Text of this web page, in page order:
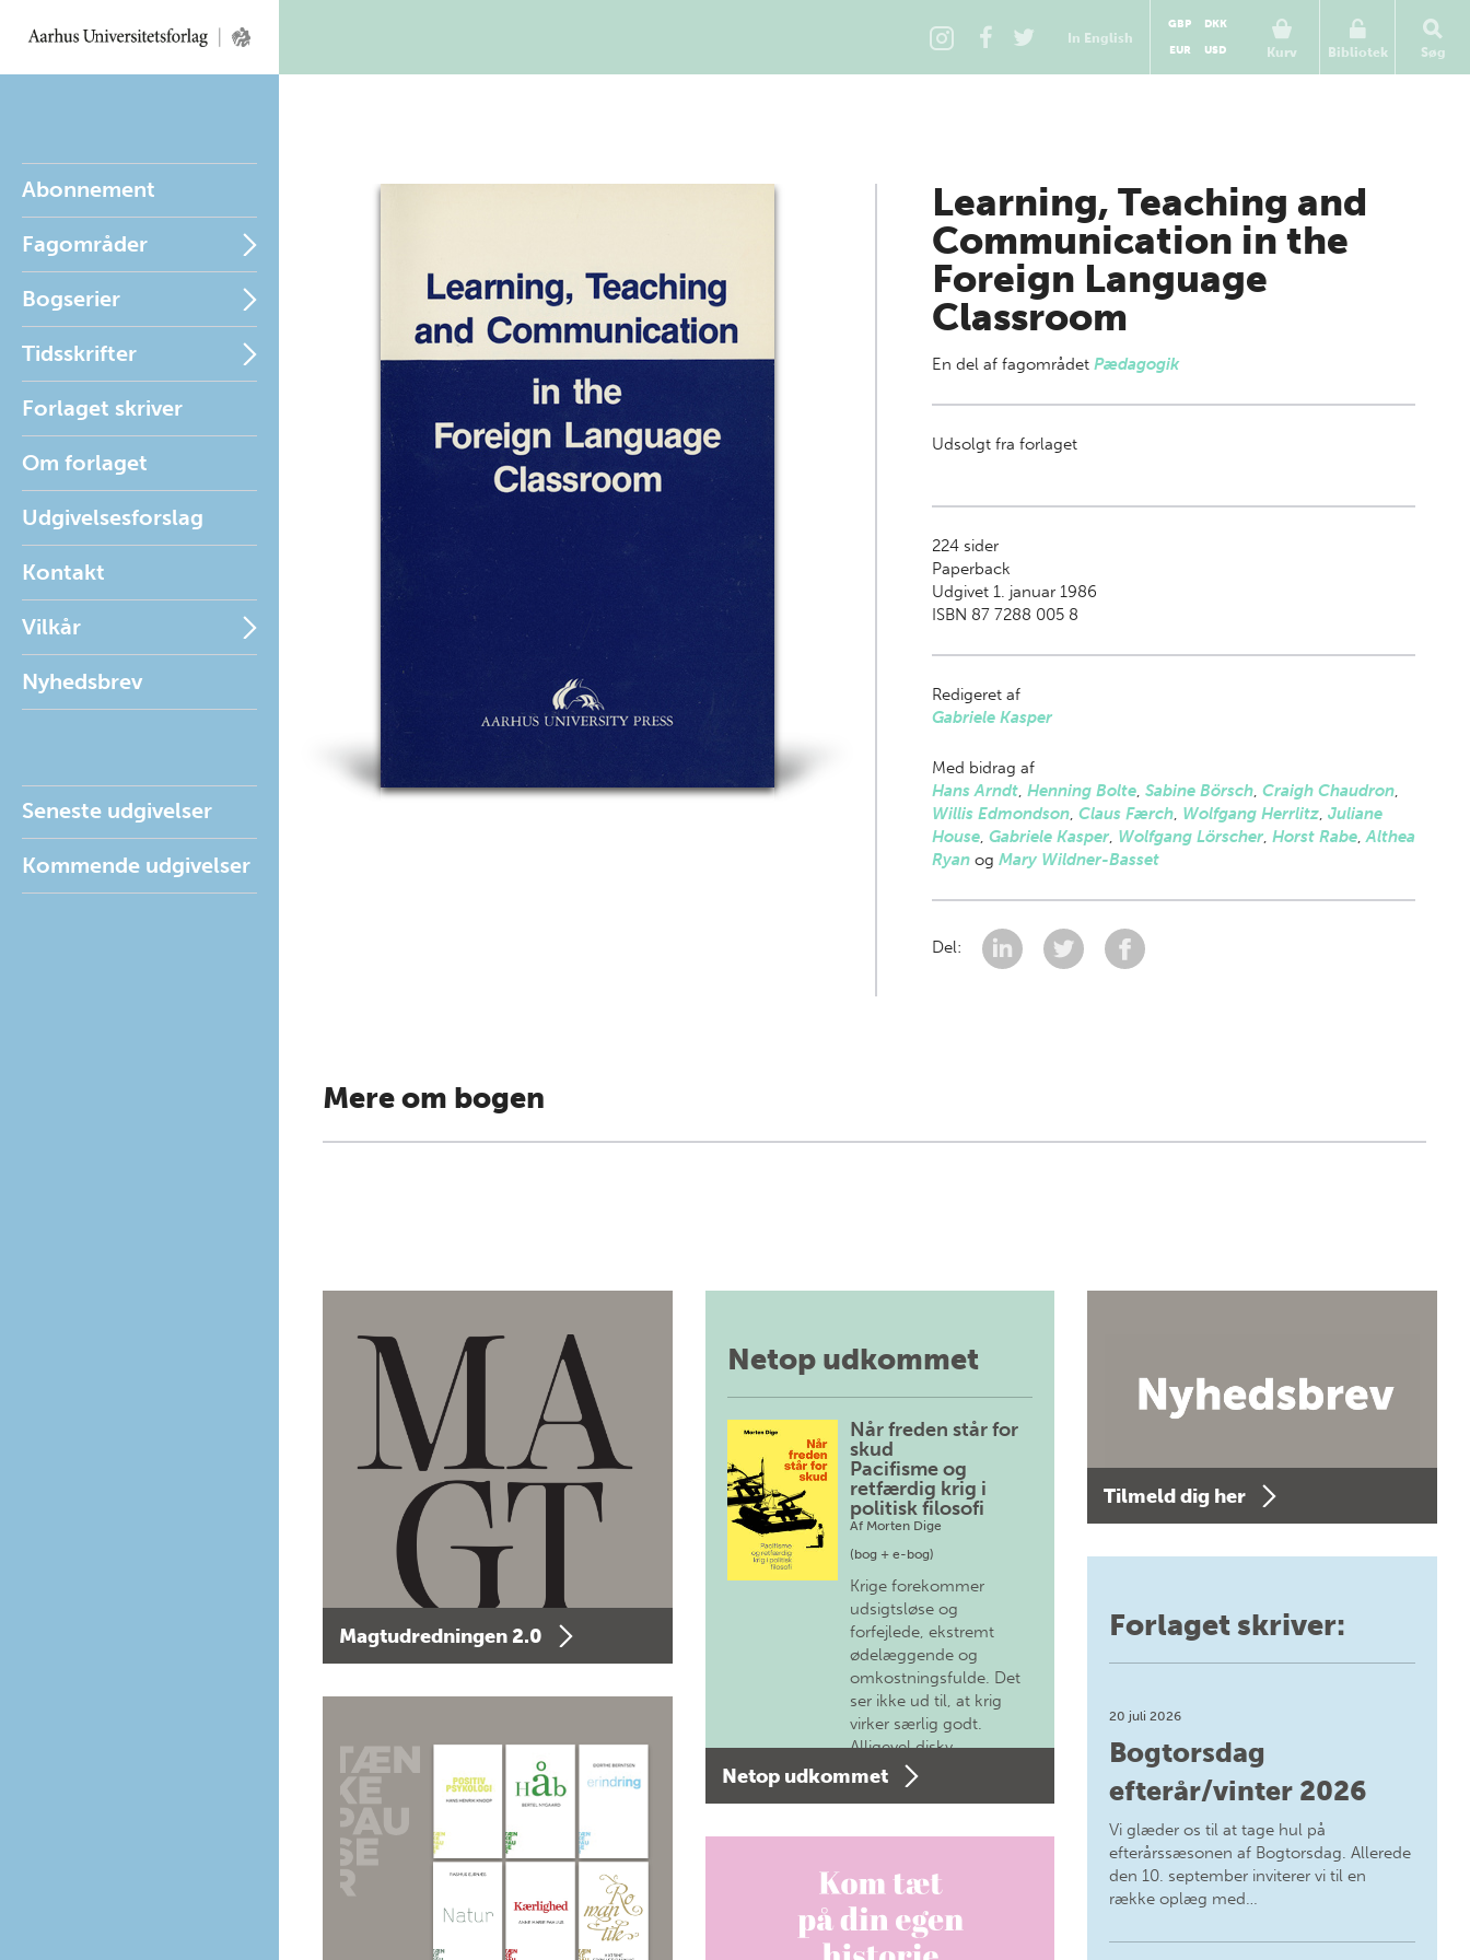
In English
Kurv
GBP
DKK
EUR
USD Bibliotek Søg
Abonnement
Fagområder
Bogserier
Tidsskrifter
Forlaget skriver
Om forlaget
Udgivelsesforslag
Kontakt
Vilkår
Nyhedsbrev
Seneste udgivelser
Kommende udgivelser
Learning, Teaching and
Communication in the
Foreign Language
Classroom
En del af fagområdet Pædagogik
Udsolgt fra forlaget
224sider
Paperback
Udgivet 1. januar 1986
ISBN 87 7288 005 8
Redigeret af
Gabriele Kasper
Med bidrag af
Hans Arndt, Henning Bolte, Sabine Börsch, Craigh Chaudron,
Willis Edmondson, Claus Færch, Wolfgang Herrlitz, Juliane
House, Gabriele Kasper, Wolfgang Lörscher, Horst Rabe,Althea
Ryanog Mary Wildner-Basset
Del:
Mere om bogen
Magtudredningen 2.0
Netop udkommet
Når freden står for
skud
Pacifisme og
retfærdig krig i
politisk filosofi
Af Morten Dige
(bog + e-bog)
Krige forekommer
udsigtsløse og
forfejlede, ekstremt
ødelæggende og
omkostningsfulde. Det
ser ikke ud til, at krig
virker særlig godt.
Alligevel diskv…
Netop udkommet
Tilmeld dig her
Forlaget skriver:
20 juli 2026
Bogtorsdag
efterår/vinter 2026
Vi glæder os til at tage hul på
efterårssæsonen af Bogtorsdag. Allerede
den 10. september inviterer vi til en
række oplæg med…